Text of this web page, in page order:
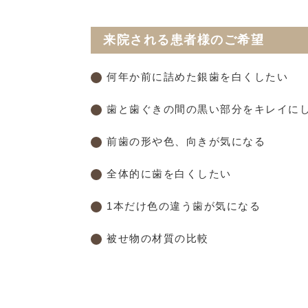
来院される患者様のご希望
何年か前に詰めた銀歯を白くしたい
歯と歯ぐきの間の黒い部分をキレイに
前歯の形や色、向きが気になる
全体的に歯を白くしたい
1本だけ色の違う歯が気になる
被せ物の材質の比較